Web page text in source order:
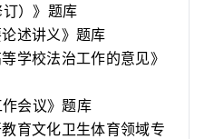
订）》题库
论述讲义》题库
学校法治工作的意见》
会议》题库
教育文化卫生体育领域专